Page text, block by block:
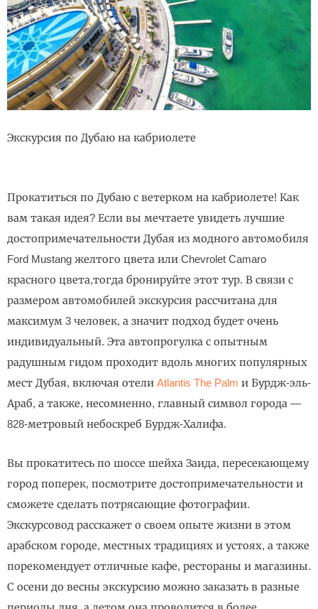
Экскурсия по Дубаю на кабриолете
Прокатиться по Дубаю с ветерком на кабриолете! Как
вам такая идея? Если вы мечтаете увидеть лучшие
достопримечательности Дубая из модного автомобиля
Ford Mustang желтого цвета или Chevrolet Camaro
красного цвета,тогда бронируйте этот тур. В связи с
размером автомобилей экскурсия рассчитана для
максимум 3 человек, а значит подход будет очень
индивидуальный. Эта автопрогулка с опытным
радушным гидом проходит вдоль многих популярных
мест Дубая, включая отели Atlantis The Palm и Бурдж-эль-
Араб, а также, несомненно, главный символ города —
828-метровый небоскреб Бурдж-Халифа.
Вы прокатитесь по шоссе шейха Заида, пересекающему
город поперек, посмотрите достопримечательности и
сможете сделать потрясающие фотографии.
Экскурсовод расскажет о своем опыте жизни в этом
арабском городе, местных традициях и устоях, а также
порекомендует отличные кафе, рестораны и магазины.
С осени до весны экскурсию можно заказать в разные